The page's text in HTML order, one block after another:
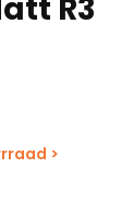
R3
>